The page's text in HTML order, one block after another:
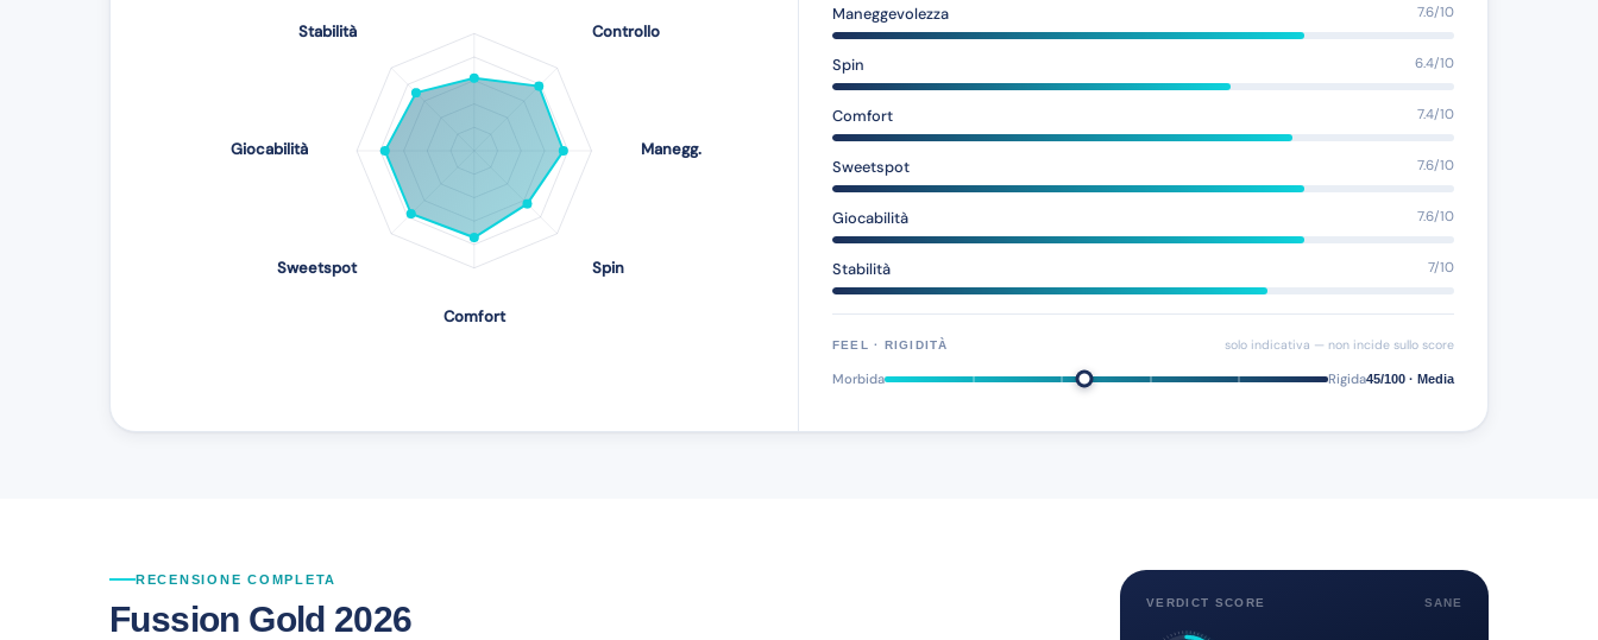
Maneggevolezza 7.6/10
Spin 6.4/10
Comfort 7.4/10
Sweetspot 7.6/10
Giocabilità 7.6/10
Stabilità 7/10
FEEL · RIGIDITÀ solo indicativa — non incide sullo score
Morbida Rigida45/100 · Media
RECENSIONE COMPLETA
Fussion Gold 2026 VERDICT SCORE SANE